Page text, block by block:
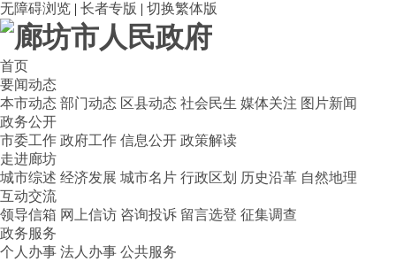
无障碍浏览 | 长者专版 | 切换繁体版
首页
要闻动态
本市动态 部门动态 区县动态 社会民生 媒体关注 图片新闻
政务公开
市委工作 政府工作 信息公开 政策解读
走进廊坊
城市综述 经济发展 城市名片 行政区划 历史沿革 自然地理
互动交流
领导信箱 网上信访 咨询投诉 留言选登 征集调查
政务服务
个人办事 法人办事 公共服务